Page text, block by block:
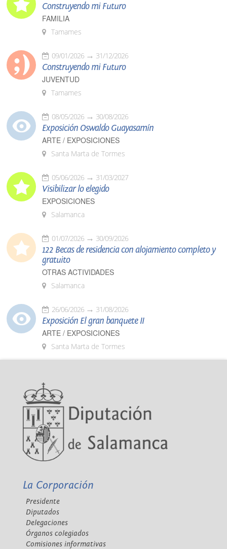
Construyendo mi Futuro
FAMILIA
Tamames
09/01/2026 31/12/2026
Construyendo mi Futuro
JUVENTUD
Tamames
08/05/2026 30/08/2026
Exposición Oswaldo Guayasamín
ARTE / EXPOSICIONES
Santa Marta de Tormes
05/06/2026 31/03/2027
Visibilizar lo elegido
EXPOSICIONES
Salamanca
01/07/2026 30/09/2026
122 Becas de residencia con alojamiento completo y
gratuito
OTRAS ACTIVIDADES
Salamanca
26/06/2026 31/08/2026
Exposición El gran banquete II
ARTE / EXPOSICIONES
Santa Marta de Tormes
La Corporación
Presidente
Diputados
Delegaciones
Órganos colegiados
Comisiones informativas